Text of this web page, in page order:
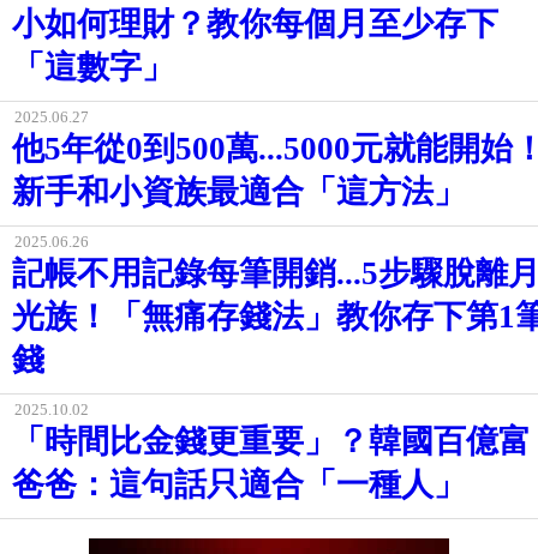
小如何理財？教你每個月至少存下
「這數字」
2025.06.27
他5年從0到500萬...5000元就能開始
新手和小資族最適合「這方法」
2025.06.26
記帳不用記錄每筆開銷...5步驟脫離
光族！「無痛存錢法」教你存下第1
錢
2025.10.02
「時間比金錢更重要」？韓國百億富
爸爸：這句話只適合「一種人」